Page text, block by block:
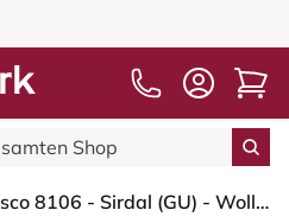
HÅG Capisco 8106 - Sirdal (GU) - Wolle - SRD960 - Green - Blush Rose - 265 mm (Sitzhöhe 53-79cm) - Weiche Rollen für harte Böden